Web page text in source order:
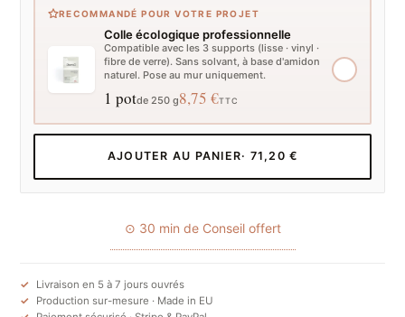
RECOMMANDÉ POUR VOTRE PROJET
Colle écologique professionnelle
Compatible avec les 3 supports (lisse · vinyl ·
fibre de verre). Sans solvant, à base d'amidon
naturel. Pose au mur uniquement.
1 potde 250 g8,75 €TTC
AJOUTER AU PANIER· 71,20 €
⊙ 30 min de Conseil offert
Livraison en 5 à 7 jours ouvrés
Production sur-mesure · Made in EU